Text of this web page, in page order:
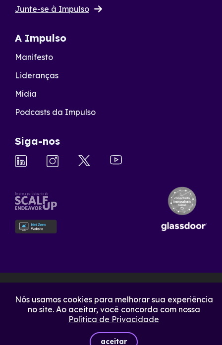
Nós usamos cookies para melhorar sua experiência
no site. Ao aceitar, você concorda com nossa
Política de Privacidade
aceitar
Junte-se à Impulso
A Impulso
Manifesto
Lideranças
Mídia
Podcasts da Impulso
Siga-nos